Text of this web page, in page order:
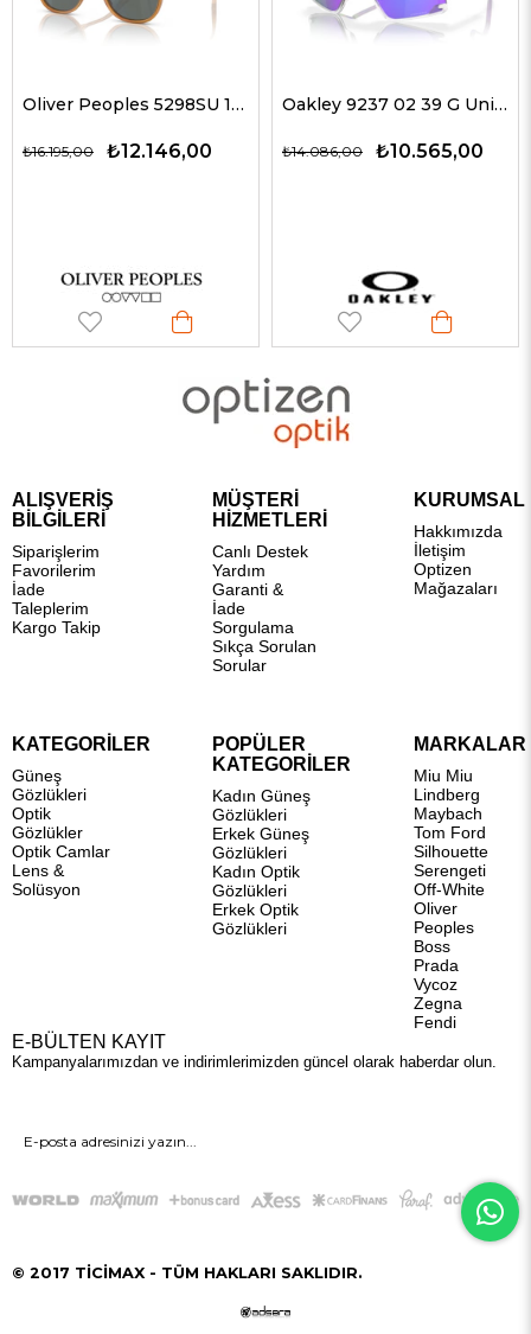
Oliver Peoples 5298SU 1578W5 51 G Unisex Güneş Gözlükleri
₺12.146,00
₺16.195,00
Oakley 9237 02 39 G Unisex Güneş Gözlükleri
₺10.565,00
₺14.086,00
ALIŞVERİŞ
BİLGİLERİ
Siparişlerim
Favorilerim
İade
Taleplerim
Kargo Takip
MÜŞTERİ
HİZMETLERİ
Canlı Destek
Yardım
Garanti &
İade
Sorgulama
Sıkça Sorulan
Sorular
KURUMSAL
Hakkımızda
İletişim
Optizen
Mağazaları
KATEGORİLER
Güneş
Gözlükleri
Optik
Gözlükler
Optik Camlar
Lens &
Solüsyon
POPÜLER
KATEGORİLER
Kadın Güneş
Gözlükleri
Erkek Güneş
Gözlükleri
Kadın Optik
Gözlükleri
Erkek Optik
Gözlükleri
MARKALAR
Miu Miu
Lindberg
Maybach
Tom Ford
Silhouette
Serengeti
Off-White
Oliver
Peoples
Boss
Prada
Vycoz
Zegna
Fendi
E-BÜLTEN KAYIT
Kampanyalarımızdan ve indirimlerimizden güncel olarak haberdar olun.
GÖNDER
© 2017 TİCİMAX - TÜM HAKLARI SAKLIDIR.